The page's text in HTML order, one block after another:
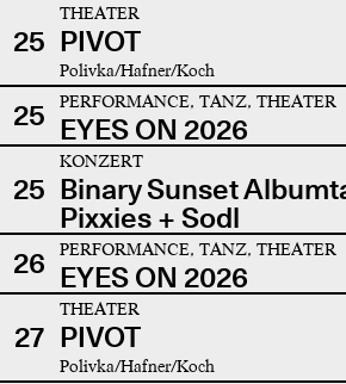
25
THEATER
PIVOT
Polivka/Hafner/Koch
25 PERFORMANCE, TANZ, THEATER
EYES ON 2026
25
KONZERT
Binary Sunset
Pixxies + Sodl
26
PERFORMANCE, TANZ, THEATER
EYES ON 2026
27
THEATER
PIVOT
Polivka/Hafner/Koch